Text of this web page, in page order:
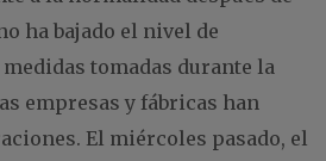
ha bajado el nivel de
tomadas durante la
empresas y fábricas han
El miércoles pasado, el